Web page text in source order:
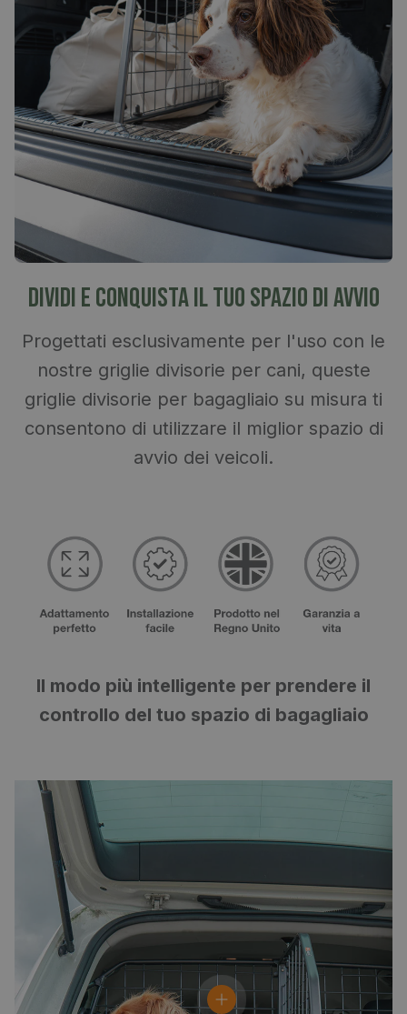
Dividi e conquista il tuo spazio di avvio
Progettati esclusivamente per l'uso con le
nostre griglie divisorie per cani, queste
griglie divisorie per bagagliaio su misura ti
consentono di utilizzare il miglior spazio di
avvio dei veicoli.
Il modo più intelligente per prendere il
controllo del tuo spazio di bagagliaio